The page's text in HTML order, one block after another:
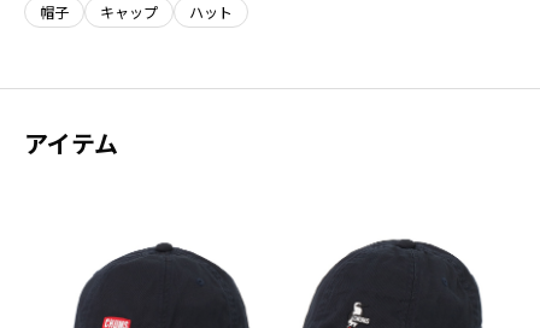
帽子 キャップ ハット
アイテム